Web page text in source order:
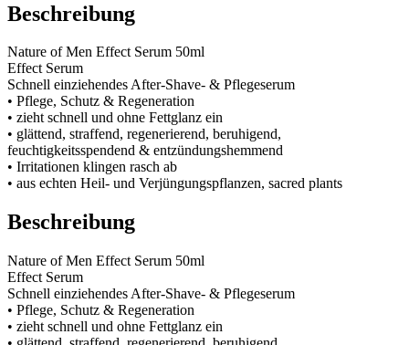
Beschreibung
Nature of Men Effect Serum 50ml
Effect Serum
Schnell einziehendes After-Shave- & Pflegeserum
• Pflege, Schutz & Regeneration
• zieht schnell und ohne Fettglanz ein
• glättend, straffend, regenerierend, beruhigend,
feuchtigkeitsspendend & entzündungshemmend
• Irritationen klingen rasch ab
• aus echten Heil- und Verjüngungspflanzen, sacred plants
Beschreibung
Nature of Men Effect Serum 50ml
Effect Serum
Schnell einziehendes After-Shave- & Pflegeserum
• Pflege, Schutz & Regeneration
• zieht schnell und ohne Fettglanz ein